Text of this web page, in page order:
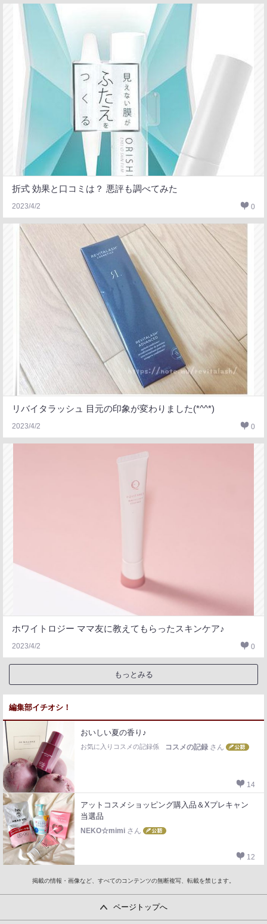
折式 効果と口コミは？ 悪評も調べてみた
2023/4/2 0
リバイタラッシュ 目元の印象が変わりました(*^^*)
2023/4/2 0
ホワイトロジー ママ友に教えてもらったスキンケア♪
2023/4/2 0
もっとみる
編集部イチオシ！
おいしい夏の香り♪
お気に入りコスメの記録係 コスメの記録 さん
14
アットコスメショッピング購入品＆Xプレキャン
当選品
NEKO☆mimi さん
12
掲載の情報・画像など、すべてのコンテンツの無断複写、転載を禁じます。
ページトップへ